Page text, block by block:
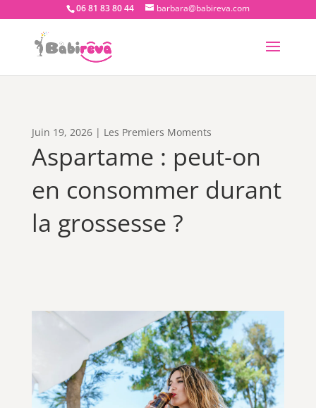
06 81 83 80 44 barbara@babireva.com
Juin 19, 2026| Les Premiers Moments
Aspartame : peut-on
en consommer durant
la grossesse ?